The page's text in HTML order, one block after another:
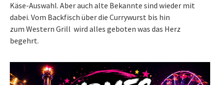
Käse-Auswahl. Aber auch alte Bekannte sind wieder mit
dabei. Vom Backfisch über die Currywurst bis hin
zum Western Grill wird alles geboten was das Herz
begehrt.